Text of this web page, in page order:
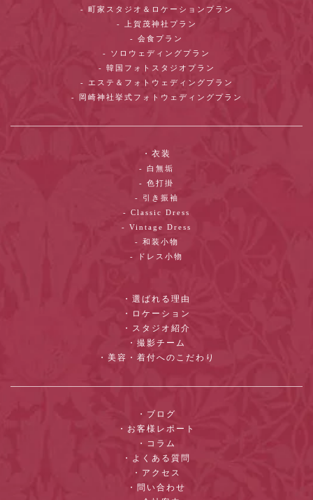
- 町家スタジオ＆ロケーションプラン
- 上賀茂神社プラン
- 会食プラン
- ソロウェディングプラン
- 韓国フォトスタジオプラン
- エステ＆フォトウェディングプラン
- 岡崎神社挙式フォトウェディングプラン
・衣装
- 白無垢
- 色打掛
- 引き振袖
- Classic Dress
- Vintage Dress
- 和装小物
- ドレス小物
・選ばれる理由
・ロケーション
・スタジオ紹介
・撮影チーム
・美容・着付へのこだわり
・ブログ
・お客様レポート
・コラム
・よくある質問
・アクセス
・問い合わせ